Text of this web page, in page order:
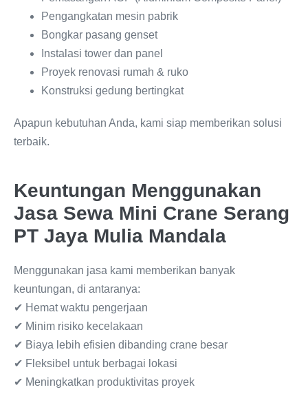
Pengangkatan mesin pabrik
Bongkar pasang genset
Instalasi tower dan panel
Proyek renovasi rumah & ruko
Konstruksi gedung bertingkat
Apapun kebutuhan Anda, kami siap memberikan solusi
terbaik.
Keuntungan Menggunakan
Jasa Sewa Mini Crane Serang
PT Jaya Mulia Mandala
Menggunakan jasa kami memberikan banyak
keuntungan, di antaranya:
✔ Hemat waktu pengerjaan
✔ Minim risiko kecelakaan
✔ Biaya lebih efisien dibanding crane besar
✔ Fleksibel untuk berbagai lokasi
✔ Meningkatkan produktivitas proyek